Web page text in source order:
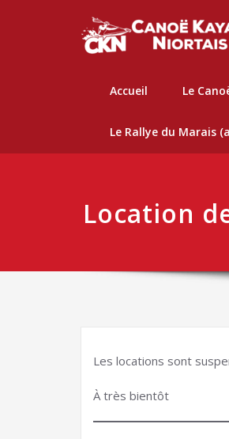
Accueil Le
Le Rallye du Marais
Location
Les locations sont
À très bientôt